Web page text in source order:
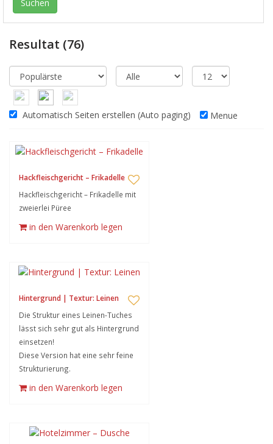
Resultat (76)
Automatisch Seiten erstellen (Auto paging) Menue
Hackfleischgericht – Frikadelle
Hackfleischgericht – Frikadelle mit
zweierlei Püree
in den Warenkorb legen
Hintergrund | Textur: Leinen
Die Struktur eines Leinen-Tuches
lässt sich sehr gut als Hintergrund
einsetzen!
Diese Version hat eine sehr feine
Strukturierung.
in den Warenkorb legen